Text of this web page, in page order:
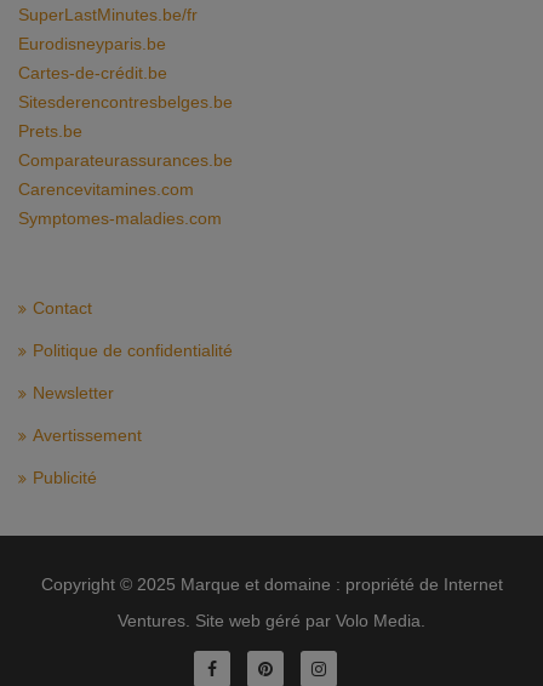
SuperLastMinutes.be/fr
Eurodisneyparis.be
Cartes-de-crédit.be
Sitesderencontresbelges.be
Prets.be
Comparateurassurances.be
Carencevitamines.com
Symptomes-maladies.com
Contact
Politique de confidentialité
Newsletter
Avertissement
Publicité
Copyright © 2025 Marque et domaine : propriété de Internet
Ventures. Site web géré par Volo Media.